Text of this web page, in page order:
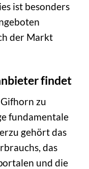
ist besonders
der Markt
findet
zu
fundamentale
gehört das
das
und die